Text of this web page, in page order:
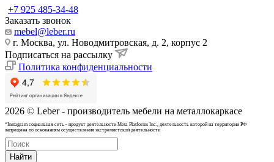
+7 925 485-34-48
Заказать звонок
mebel@leber.ru
г. Москва, ул. Новодмитровская, д. 2, корпус 2
Подписаться на рассылку
Политика конфиденциальности
2026 © Leber - производитель мебели на металлокаркасе
*Instagram cоциальная сеть - продукт деятельности Meta Platforms Inc., деятельность которой на территории РФ
запрещена по основаниям осуществления экстремистской деятельности
Найти